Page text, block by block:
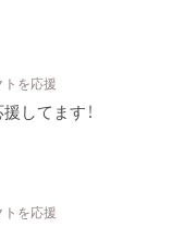
トを応援
してます！
を応援